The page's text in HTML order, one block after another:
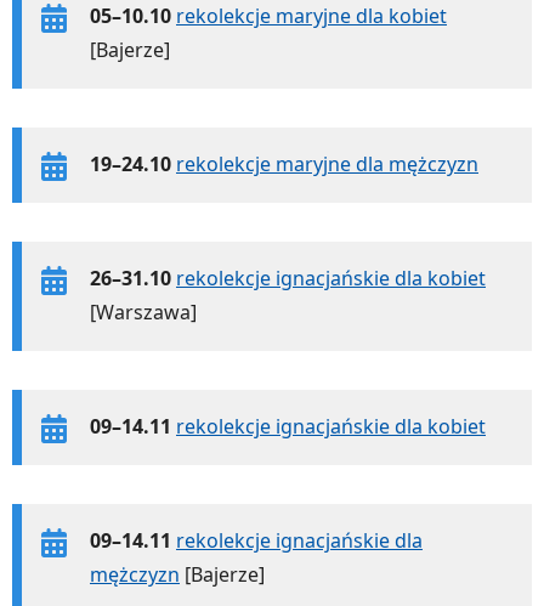
05–10.10 rekolekcje maryjne dla kobiet
[Bajerze]
19–24.10 rekolekcje maryjne dla mężczyzn
26–31.10 rekolekcje ignacjańskie dla kobiet
[Warszawa]
09–14.11 rekolekcje ignacjańskie dla kobiet
09–14.11 rekolekcje ignacjańskie dla
mężczyzn [Bajerze]